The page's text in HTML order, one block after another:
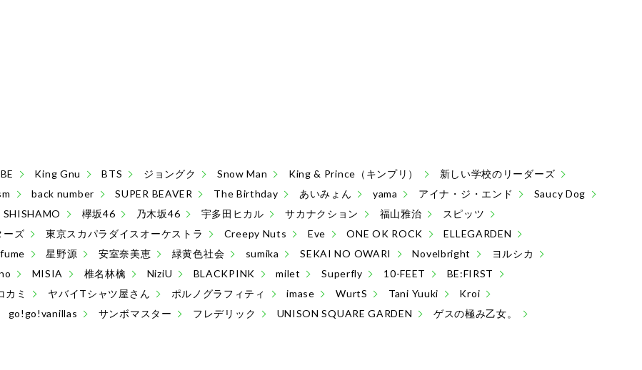
King Gnu BTS ジョングク Snow Man King & Prince（キンプリ）
新しい学校のリーダーズ
back number SUPER BEAVER The Birthday あいみょん yama アイナ・ジ・エンド
Saucy Dog
SHISHAMO 欅坂46 乃木坂46 宇多田ヒカル サカナクション 福山雅治
スピッツ
ーズ 東京スカパラダイスオーケストラ Creepy Nuts Eve ONE OK ROCK
ELLEGARDEN
星野源 安室奈美恵 緑黄色社会 sumika SEKAI NO OWARI Novelbright
ヨルシカ
MISIA 椎名林檎 NiziU BLACKPINK milet Superfly 10-FEET
BE:FIRST
カミ ヤバイTシャツ屋さん ポルノグラフィティ imase WurtS Tani Yuuki
Kroi
go!go!vanillas サンボマスター フレデリック UNISON SQUARE GARDEN
ゲスの極み乙女。